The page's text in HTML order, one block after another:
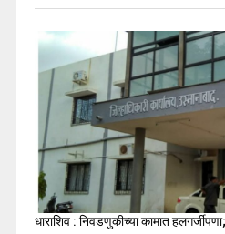
धाराशिव : निवडणुकीच्या कामात